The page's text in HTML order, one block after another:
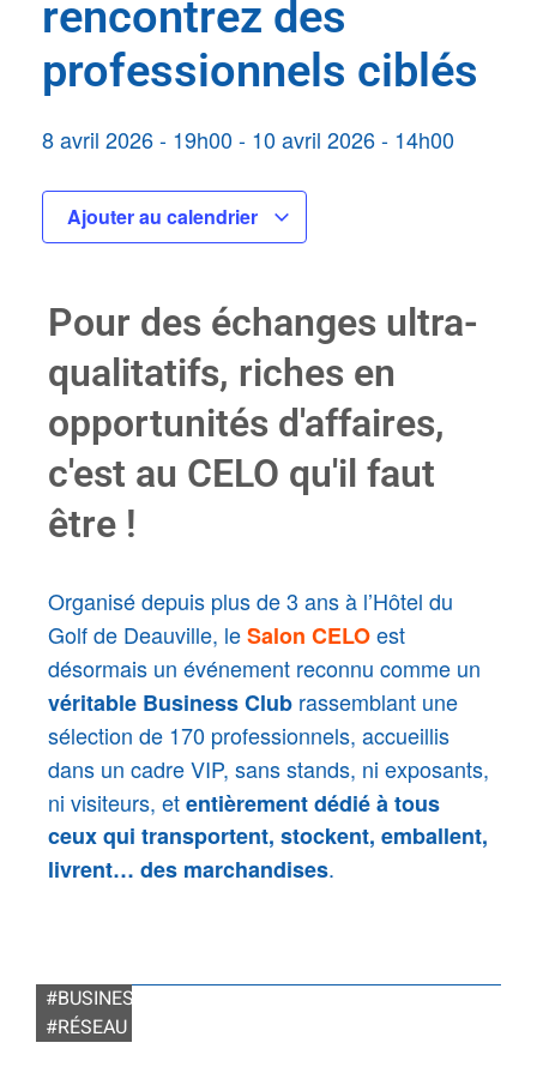
rencontrez des
professionnels ciblés
8 avril 2026- 19h00- 10 avril 2026- 14h00
Ajouter au calendrier
Pour des échanges ultra-
qualitatifs, riches en
opportunités d'affaires,
c'est au CELO qu'il faut
être !
Organisé depuis plus de 3 ansà l’Hôtel du
Golf de Deauville, leSalon CELOest
désormais un événement reconnu comme un
véritable Business Club rassemblant une
sélection de 170 professionnels, accueillis
dans un cadre VIP, sans stands, ni exposants,
ni visiteurs, etentièrement dédié à tous
ceux qui transportent, stockent, emballent,
livrent… des marchandises.
#BUSINESS
#RÉSEAU